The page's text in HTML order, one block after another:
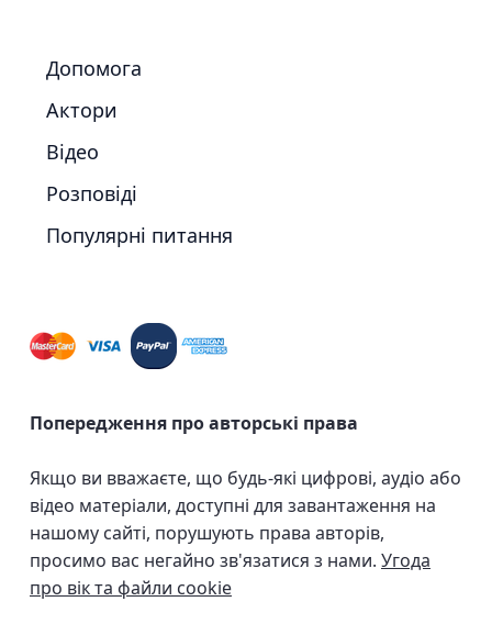
Допомога
Актори
Відео
Розповіді
Популярні питання
Попередження про авторські права
Якщо ви вважаєте, що будь-які цифрові, аудіо або
відео матеріали, доступні для завантаження на
нашому сайті, порушують права авторів,
просимо вас негайно зв'язатися з нами. Угода
про вік та файли cookie